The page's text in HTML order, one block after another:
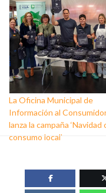
La Oficina Municipal de
Información al
lanza la campaña ‘Navidad
consumo local’